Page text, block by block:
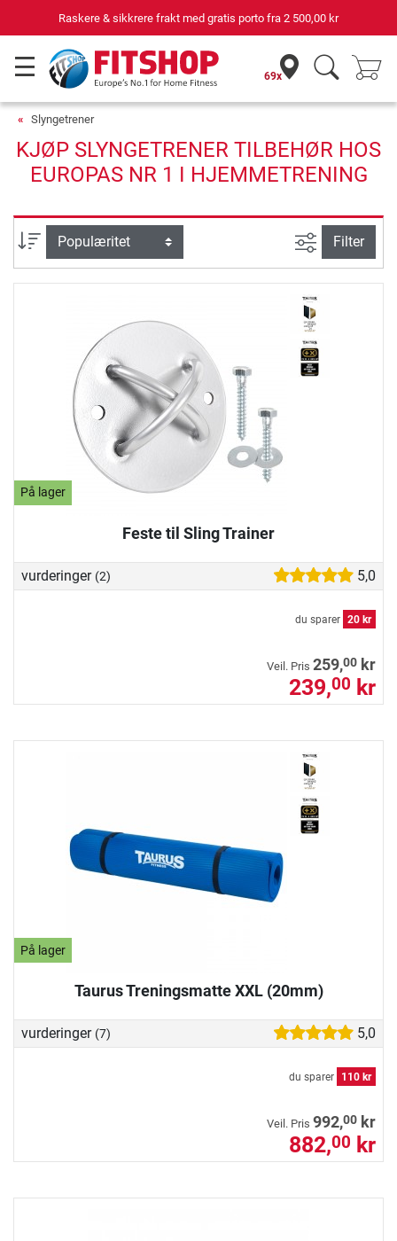
Raskere & sikkrere frakt med gratis porto fra 2 500,00 kr
69x
Slyngetrener
KJØP SLYNGETRENER TILBEHØR HOS
EUROPAS NR 1 I HJEMMETRENING
sortering Avansert søk
Filter
På lager
Feste til Sling Trainer
vurderinger (2) 5,0
du sparer 20 kr
Veil. Pris 259,00 kr
239,00 kr
På lager
Taurus Treningsmatte XXL (20mm)
vurderinger (7) 5,0
du sparer 110 kr
Veil. Pris 992,00 kr
882,00 kr